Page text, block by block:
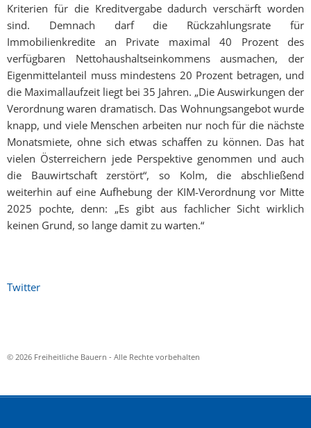
Kriterien für die Kreditvergabe dadurch verschärft worden
sind. Demnach darf die Rückzahlungsrate für
Immobilienkredite an Private maximal 40 Prozent des
verfügbaren Nettohaushaltseinkommens ausmachen, der
Eigenmittelanteil muss mindestens 20 Prozent betragen, und
die Maximallaufzeit liegt bei 35 Jahren. „Die Auswirkungen der
Verordnung waren dramatisch. Das Wohnungsangebot wurde
knapp, und viele Menschen arbeiten nur noch für die nächste
Monatsmiete, ohne sich etwas schaffen zu können. Das hat
vielen Österreichern jede Perspektive genommen und auch
die Bauwirtschaft zerstört“, so Kolm, die abschließend
weiterhin auf eine Aufhebung der KIM-Verordnung vor Mitte
2025 pochte, denn: „Es gibt aus fachlicher Sicht wirklich
keinen Grund, so lange damit zu warten.“
Twitter
© 2026 Freiheitliche Bauern - Alle Rechte vorbehalten